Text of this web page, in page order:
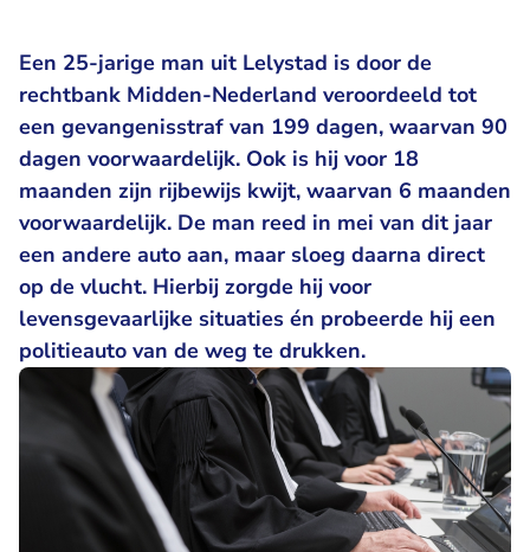
Een 25-jarige man uit Lelystad is door de
rechtbank Midden-Nederland veroordeeld tot
een gevangenisstraf van 199 dagen, waarvan 90
dagen voorwaardelijk. Ook is hij voor 18
maanden zijn rijbewijs kwijt, waarvan 6 maanden
voorwaardelijk. De man reed in mei van dit jaar
een andere auto aan, maar sloeg daarna direct
op de vlucht. Hierbij zorgde hij voor
levensgevaarlijke situaties én probeerde hij een
politieauto van de weg te drukken.